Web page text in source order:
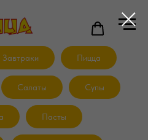
Завтраки Пицца
Салаты Супы
Пасты